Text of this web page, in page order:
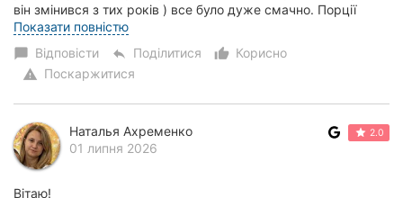
він змінився з тих років ) все було дуже смачно. Порції
великі . Якість продуктів на...
Показати повністю
chat_bubble Відповісти reply Поділитися thumb_up_alt
Корисно
warning Поскаржитися
Наталья Ахременко
01 липня 2026
2.0
Вітаю!